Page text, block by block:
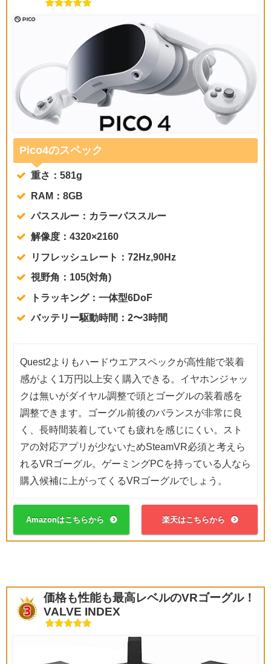
Pico4のスペック
重さ：581g
RAM：8GB
パススルー：カラーパススルー
解像度：4320×2160
リフレッシュレート：72Hz,90Hz
視野角：105(対角)
トラッキング：一体型6DoF
バッテリー駆動時間：2〜3時間
Quest2よりもハードウエアスペックが高性能で装着
感がよく1万円以上安く購入できる。イヤホンジャッ
クは無いがダイヤル調整で頭とゴーグルの装着感を
調整できます。ゴーグル前後のバランスが非常に良
く、長時間装着していても疲れを感じにくい。スト
アの対応アプリが少ないためSteamVR必須と考えら
れるVRゴーグル。ゲーミングPCを持っている人なら
購入候補に上がってくるVRゴーグルでしょう。
Amazonはこちらから 楽天はこちらから
価格も性能も最高レベルのVRゴーグル！
VALVE INDEX